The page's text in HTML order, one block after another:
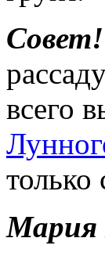
Совет!
всего
только
Мария